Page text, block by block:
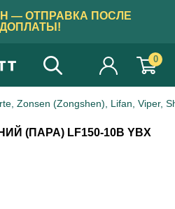
— ОТПРАВКА ПОСЛЕ
0
Zonsen (Zongshen), Lifan, Viper,
(ПАРА) LF150-10В YBX